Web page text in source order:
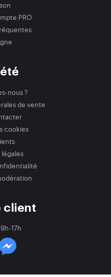
PRO
nous ?
de vente
cookies
client
17h